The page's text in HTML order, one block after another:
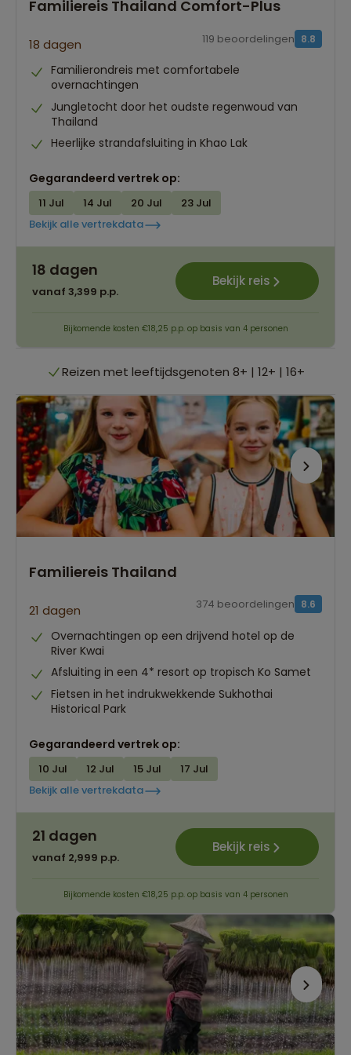
Familiereis Thailand Comfort-Plus
18 dagen 8.8
119 beoordelingen
Familierondreis met comfortabele
overnachtingen
Jungletocht door het oudste regenwoud van
Thailand
Heerlijke strandafsluiting in Khao Lak
Gegarandeerd vertrek op:
11 Jul 14 Jul 20 Jul
23 Jul
Bekijk alle vertrekdata
18 dagen
vanaf 3,399 p.p.
Bekijk reis
Bijkomende kosten €18,25 p.p. op basis van 4 personen
Reizen met leeftijdsgenoten 8+ | 12+ | 16+
Quality time met je gezin
Avontuur & ontspanning
Reizen met leeftijdsgenoten 8+ | 12+ | 16+
Quality time met je gezin
Avontuur & ontspanning
Reizen met leeftijdsgenoten 8+ | 12+ | 16+
Familiereis Thailand
21 dagen 8.6
374 beoordelingen
Overnachtingen op een drijvend hotel op de
River Kwai
Afsluiting in een 4* resort op tropisch Ko Samet
Fietsen in het indrukwekkende Sukhothai
Historical Park
Gegarandeerd vertrek op:
10 Jul 12 Jul 15 Jul
17 Jul
Bekijk alle vertrekdata
21 dagen
vanaf 2,999 p.p.
Bekijk reis
Bijkomende kosten €18,25 p.p. op basis van 4 personen